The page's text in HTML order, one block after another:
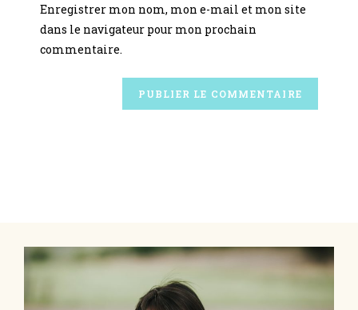
Enregistrer mon nom, mon e-mail et mon site
dans le navigateur pour mon prochain
commentaire.